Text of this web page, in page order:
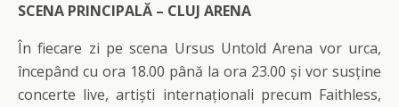
SCENA PRINCIPALĂ – CLUJ ARENA
În fiecare zi pe scena Ursus Untold Arena vor urca,
începând cu ora 18.00 până la ora 23.00 și vor susține
concerte live, artiști internaționali precum Faithless,